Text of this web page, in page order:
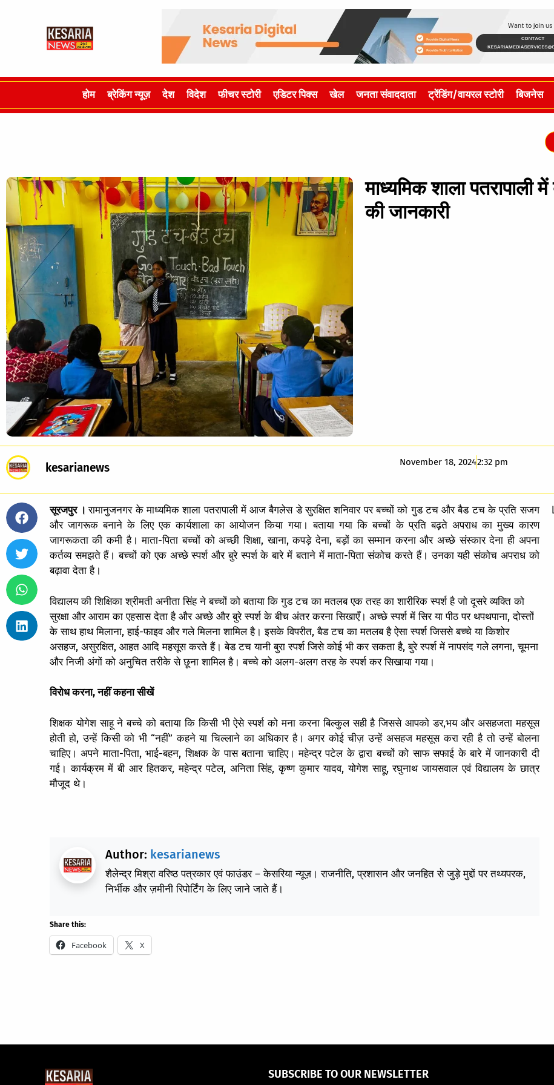
होम ब्रेकिंग न्यूज़ देश विदेश फीचर स्टोरी एडिटर पिक्स खेल जनता संवाददाता ट्रेंडिंग/वायरल स्टोरी बिजनेस
माध्यमिक शाला
की जानकारी
kesarianews November 18, 20242:32 pm
सूरजपुर ।रामानुजनगर के माध्यमिक शाला पतरापाली में आज बैगलेस डे सुरक्षित शनिवार पर बच्चों को गुड टच और बैड टच के प्रति सजग
और जागरूक बनाने के लिए एक कार्यशाला का आयोजन किया गया। बताया गया कि बच्चों के प्रति बढ़ते अपराध का मुख्य कारण
जागरूकता की कमी है। माता-पिता बच्चों को अच्छी शिक्षा, खाना, कपड़े देना, बड़ों का सम्मान करना और अच्छे संस्कार देना ही अपना
कर्तव्य समझते हैं। बच्चों को एक अच्छे स्पर्श और बुरे स्पर्श के बारे में बताने में माता-पिता संकोच करते हैं। उनका यही संकोच अपराध को
बढ़ावा देता है।
विद्यालय की शिक्षिका श्रीमती अनीता सिंह ने बच्चों को बताया कि गुड टच का मतलब एक तरह का शारीरिक स्पर्श है जो दूसरे व्यक्ति को
सुरक्षा और आराम का एहसास देता है और अच्छे और बुरे स्पर्श के बीच अंतर करना सिखाएँ। अच्छे स्पर्श में सिर या पीठ पर थपथपाना, दोस्तों
के साथ हाथ मिलाना, हाई-फाइव और गले मिलना शामिल है। इसके विपरीत, बैड टच का मतलब है ऐसा स्पर्श जिससे बच्चे या किशोर
असहज, असुरक्षित, आहत आदि महसूस करते हैं। बेड टच यानी बुरा स्पर्श जिसे कोई भी कर सकता है, बुरे स्पर्श में नापसंद गले लगना, चूमना
और निजी अंगों को अनुचित तरीके से छूना शामिल है। बच्चे को अलग-अलग तरह के स्पर्श कर सिखाया गया।
विरोध करना, नहीं कहना सीखें
शिक्षक योगेश साहू ने बच्चे को बताया कि किसी भी ऐसे स्पर्श को मना करना बिल्कुल सही है जिससे आपको डर,भय और असहजता महसूस
होती हो, उन्हें किसी को भी “नहीं” कहने या चिल्लाने का अधिकार है। अगर कोई चीज़ उन्हें असहज महसूस करा रही है तो उन्हें बोलना
चाहिए। अपने माता-पिता, भाई-बहन, शिक्षक के पास बताना चाहिए। महेन्द्र पटेल के द्वारा बच्चों को साफ सफाई के बारे में जानकारी दी
गई। कार्यक्रम में बी आर हितकर, महेन्द्र पटेल, अनिता सिंह, कृष्ण कुमार यादव, योगेश साहू, रघुनाथ जायसवाल एवं विद्यालय के छात्र
मौजूद थे।
Author: kesarianews
शैलेन्द्र मिश्रा वरिष्ठ पत्रकार एवं फाउंडर – केसरिया न्यूज़। राजनीति, प्रशासन और जनहित से जुड़े मुद्दों पर तथ्यपरक,
निर्भीक और ज़मीनी रिपोर्टिंग के लिए जाने जाते हैं।
Share this:
Facebook X
SUBSCRIBE TO OUR NEWSLETTER